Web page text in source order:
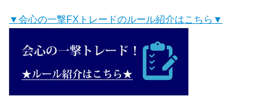
▼会心の一撃FXトレードのルール紹介はこちら▼